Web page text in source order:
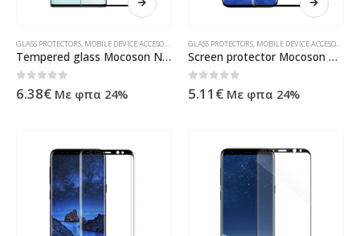
GLASS PROTECTORS, MOBILE DEVICE ACCESORIES ΠΡΟΪΌΝΤΑ ΠΛΗΡΟΦΟΡΙΚΉΣ - ΚΙΝΗΤΉΣ
Tempered glass Mocoson Nano Flexible, Full 5D, For Samsung Galaxy Note 10 Plus, 0.3mm, Black – 52583
0out of 5
6.38€ Με φπα 24%
GLASS PROTECTORS, MOBILE DEVICE ACCESORIES
Screen protector Mocoson Polymer Nano Ceramic, Matte, Full 5D, For Samsung Galaxy S9, 0.3mm, Black – 52624
0out of 5
5.11 € Με φπα 24%